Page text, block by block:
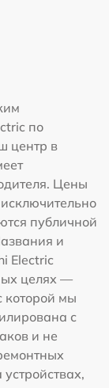
по
центр в
Цены
публичной
и
Electric
целях —
которой мы
с
и не